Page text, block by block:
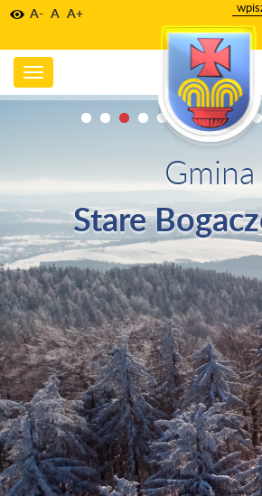
A- A A+
wpisz
tekst
Toggle
navigation
Gmina
Stare